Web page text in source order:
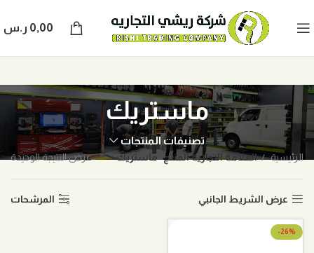
0,00 ر.س
ماستريك
تصنيفات المنتجات
الرئيسية العلامة التجارية المنتج ماستريك عرض النتيجة الوحيدة
عرض الشريط الجانبي المرشحات
-26%